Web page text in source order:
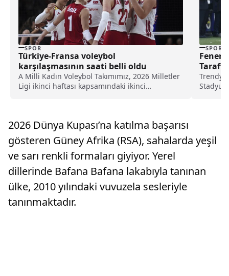
SPOR
Türkiye-Fransa voleybol
karşılaşmasının saati belli oldu
A Milli Kadın Voleybol Takımımız, 2026 Milletler
Ligi ikinci haftası kapsamındaki ikinci
SPOR
2026 Dünya Kupası’na katılma başarısı
gösteren Güney Afrika (RSA), sahalarda yeşil
ve sarı renkli formaları giyiyor. Yerel
dillerinde Bafana Bafana lakabıyla tanınan
ülke, 2010 yılındaki vuvuzela sesleriyle
tanınmaktadır.